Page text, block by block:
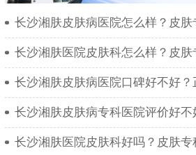
长沙湘肤皮肤病医院怎么样？皮
长沙湘肤医院皮肤科怎么样？皮
长沙湘肤皮肤病医院口碑好不好？
长沙湘肤皮肤病专科医院评价好不
长沙湘肤医院皮肤科好吗？皮肤